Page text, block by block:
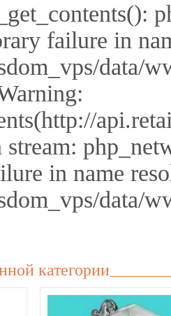
failure in
data/
in name
data/
категории